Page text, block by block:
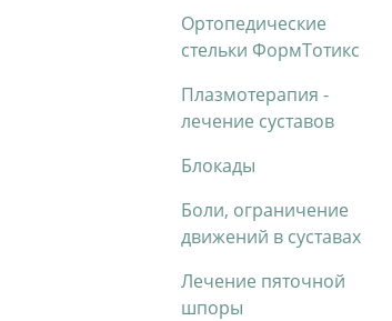
Ортопедические
стельки ФормТотикс
Плазмотерапия -
лечение суставов
Блокады
Боли, ограничение
движений в суставах
Лечение пяточной
шпоры